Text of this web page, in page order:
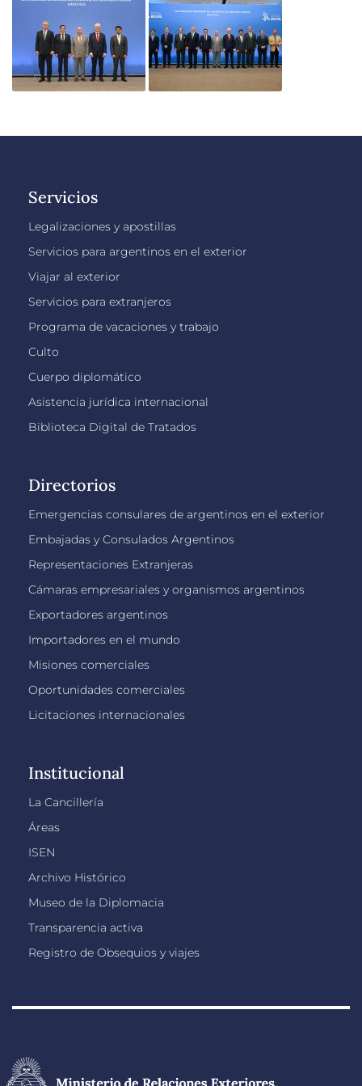
Servicios
Legalizaciones y apostillas
Servicios para argentinos en el exterior
Viajar al exterior
Servicios para extranjeros
Programa de vacaciones y trabajo
Culto
Cuerpo diplomático
Asistencia jurídica internacional
Biblioteca Digital de Tratados
Directorios
Emergencias consulares de argentinos en el exterior
Embajadas y Consulados Argentinos
Representaciones Extranjeras
Cámaras empresariales y organismos argentinos
Exportadores argentinos
Importadores en el mundo
Misiones comerciales
Oportunidades comerciales
Licitaciones internacionales
Institucional
La Cancillería
Áreas
ISEN
Archivo Histórico
Museo de la Diplomacia
Transparencia activa
Registro de Obsequios y viajes